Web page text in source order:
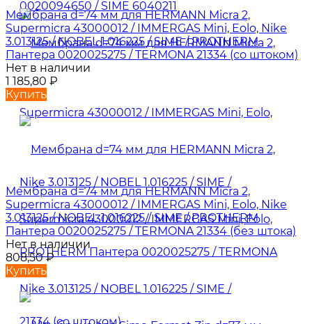
Мембрана d=74 мм для HERMANN Micra 2,
Supermicra 43000012 / IMMERGAS Mini, Eolo, Nike
3.013125 / NOBEL 1.016225 / SIME / PROTHERM
Пантера 0020025275 / TERMONA 21334 (со штоком)
Нет в наличии
1 185,80 ₽
Купить
Мембрана d=74 мм для HERMANN Micra 2,
Supermicra 43000012 / IMMERGAS Mini, Eolo, Nike
3.013125 / NOBEL 1.016225 / SIME / PROTHERM
Пантера 0020025275 / TERMONA 21334 (без штока)
Нет в наличии
808,50₽
Купить